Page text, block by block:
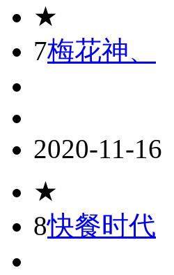
★
7梅花神、
2020-11-16
★
8快餐时代